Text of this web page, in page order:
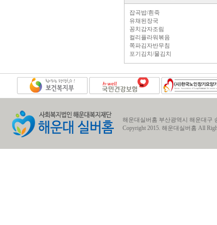
잡곡밥/흰죽
유채된장국
꽁치감자조림
컬리플라워볶음
쪽파김자반무침
포기김치/물김치
해운대실버홈 부산광역시 해운대구
Copyright 2015. 해운대실버홈 All